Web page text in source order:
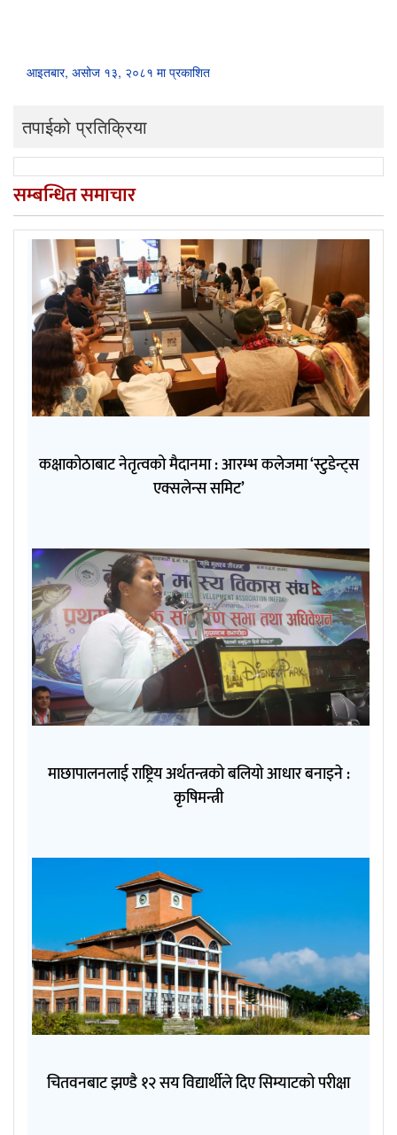
आइतबार, असोज १३, २०८१ मा प्रकाशित
तपाईको प्रतिक्रिया
सम्बन्धित समाचार
कक्षाकोठाबाट नेतृत्वको मैदानमा : आरम्भ कलेजमा ‘स्टुडेन्ट्स
एक्सलेन्स समिट’
माछापालनलाई राष्ट्रिय अर्थतन्त्रको बलियो आधार बनाइने :
कृषिमन्त्री
चितवनबाट झण्डै १२ सय विद्यार्थीले दिए सिम्याटको परीक्षा